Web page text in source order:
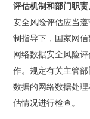
评估机制和部门职责
安全风险评估应当
制指导下，国家网
网络数据安全风险
作。规定有关主管
数据的网络数据处
估情况进行检查。